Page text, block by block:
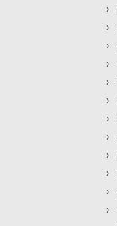
›
›
›
›
›
›
›
›
›
›
›
›